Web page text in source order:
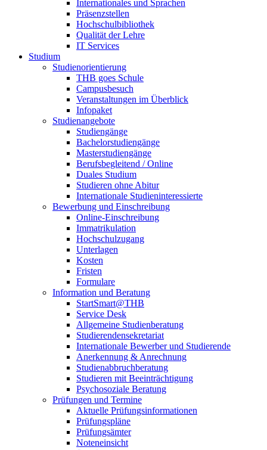
Internationales und Sprachen
Präsenzstellen
Hochschulbibliothek
Qualität der Lehre
IT Services
Studium
Studienorientierung
THB goes Schule
Campusbesuch
Veranstaltungen im Überblick
Infopaket
Studienangebote
Studiengänge
Bachelorstudiengänge
Masterstudiengänge
Berufsbegleitend / Online
Duales Studium
Studieren ohne Abitur
Internationale Studieninteressierte
Bewerbung und Einschreibung
Online-Einschreibung
Immatrikulation
Hochschulzugang
Unterlagen
Kosten
Fristen
Formulare
Information und Beratung
StartSmart@THB
Service Desk
Allgemeine Studienberatung
Studierendensekretariat
Internationale Bewerber und Studierende
Anerkennung & Anrechnung
Studienabbruchberatung
Studieren mit Beeinträchtigung
Psychosoziale Beratung
Prüfungen und Termine
Aktuelle Prüfungsinformationen
Prüfungspläne
Prüfungsämter
Noteneinsicht